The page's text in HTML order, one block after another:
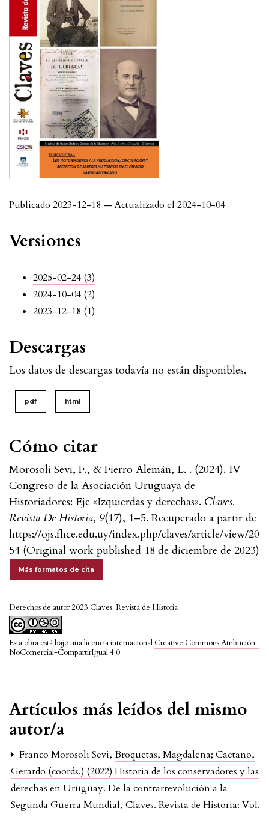
Publicado 2023-12-18 — Actualizado el 2024-10-04
Versiones
2025-02-24 (3)
2024-10-04 (2)
2023-12-18 (1)
Cómo citar
Morosoli Sevi, F., & Fierro Alemán, L. . (2024). IV
Congreso de la Asociación Uruguaya de
Historiadores: Eje «Izquierdas y derechas». Claves.
Revista De Historia, 9(17), 1–5. Recuperado a partir de
https://ojs.fhce.edu.uy/index.php/claves/article/view/20
54 (Original work published 18 de diciembre de 2023)
Más formatos de cita
Derechos de autor 2023 Claves. Revista de Historia
Esta obra está bajo una licencia internacional Creative Commons Atribución-
NoComercial-CompartirIgual 4.0.
pdf html
Descargas
Los datos de descargas todavía no están disponibles.
Artículos más leídos del mismo
autor/a
Franco Morosoli Sevi, Broquetas, Magdalena; Caetano,
Gerardo (coords.) (2022) Historia de los conservadores y las
derechas en Uruguay. De la contrarrevolución a la
Segunda Guerra Mundial, Claves. Revista de Historia: Vol.